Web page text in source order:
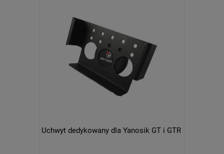
Uchwyt dedykowany dla Yanosik GT i GTR